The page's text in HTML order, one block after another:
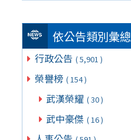
依公告類別彙總
行政公告 ( 5,901 )
榮譽榜 ( 154 )
武漢榮耀 ( 30 )
武中豪傑 ( 16 )